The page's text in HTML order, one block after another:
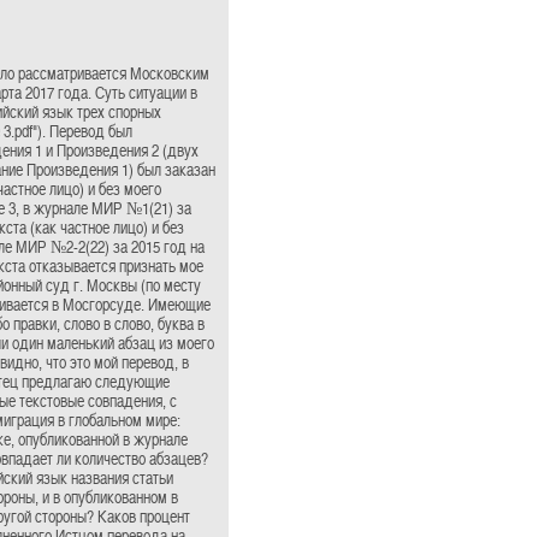
рассматривается Московским
2017 года. Суть ситуации в
язык трех спорных
Перевод был
1 и Произведения 2 (двух
Произведения 1) был заказан
лицо) и без моего
3, в журнале МИР №1(21) за
(как частное лицо) и без
МИР №2-2(22) за 2015 год на
отказывается признать мое
суд г. Москвы (по месту
в Мосгорсуде. Имеющие
правки, слово в слово, буква в
один маленький абзац из моего
что это мой перевод, в
предлагаю следующие
текстовые совпадения, с
в глобальном мире:
опубликованной в журнале
ли количество абзацев?
язык названия статьи
и в опубликованном в
стороны? Каков процент